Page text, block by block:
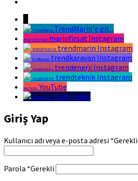
TrendMarin TrendMarin'e git...
marinfirsat marinfirsat Instagram
trendmarin trendmarin Instagram
trendkaravan trendkaravan Instagram
trendenerji trendenerji Instagram
trendteknik trendteknik Instagram
YouTube YouTube
Kataloglar Kataloglar
Giriş Yap
Kullanıcı adı veya e-posta adresi *Gerekli
Parola *Gerekli